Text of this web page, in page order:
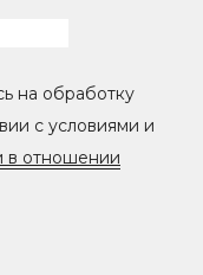
на обработку
с условиями и
в отношении